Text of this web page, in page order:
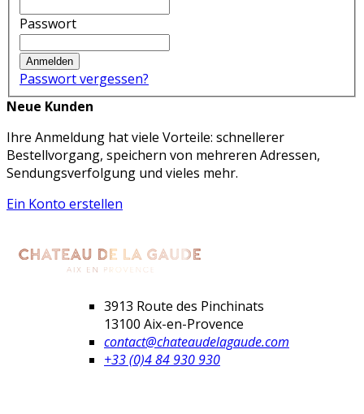
Passwort
Anmelden
Passwort vergessen?
Neue Kunden
Ihre Anmeldung hat viele Vorteile: schnellerer
Bestellvorgang, speichern von mehreren Adressen,
Sendungsverfolgung und vieles mehr.
Ein Konto erstellen
3913 Route des Pinchinats
13100 Aix-en-Provence
contact@chateaudelagaude.com
+33 (0)4 84 930 930